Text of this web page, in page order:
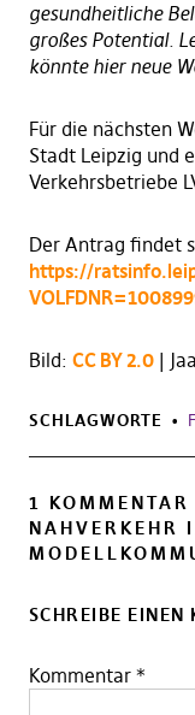
gesundheitliche
großes Potential.
könnte hier neue
Für die nächsten
Stadt Leipzig und
Verkehrsbetriebe
Der Antrag findet
https://
Bild: CC BY 2.0|
SCHLAGWORTE
1 KOMMENTAR
NAHVERKEHR
SCHREIBE EINEN
Kommentar *